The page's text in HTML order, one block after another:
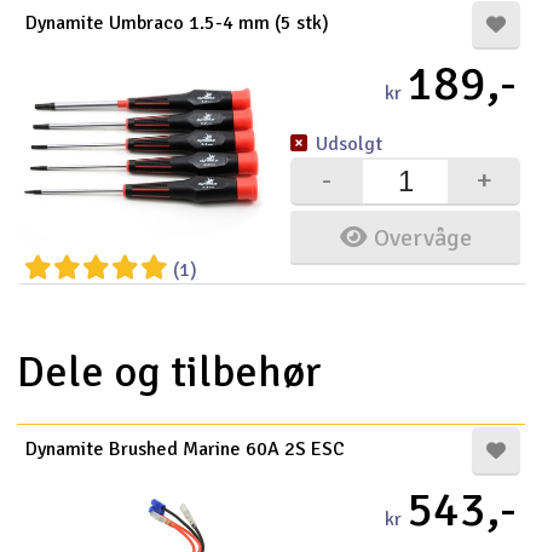
Dynamite Umbraco 1.5-4 mm (5 stk)
(1)
kr 189,-
Overvåge
+
-
Udsolgt
Dele og tilbehør
Dynamite Brushed Marine 60A 2S ESC
kr 543,-